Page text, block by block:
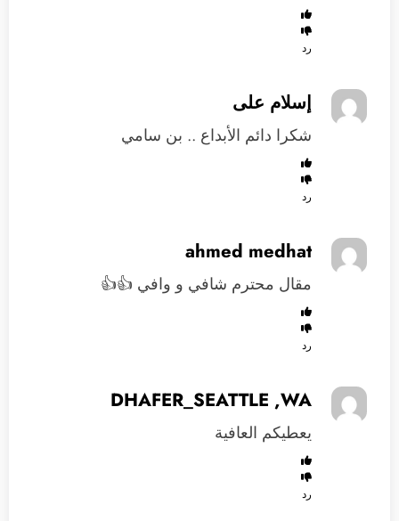
رد
إسلام على
شكرا دائم الأبداع .. بن سامي
رد
ahmed medhat
مقال محترم شافي و وافي 👍👍
رد
DHAFER_SEATTLE ,WA
يعطيكم العافية
رد